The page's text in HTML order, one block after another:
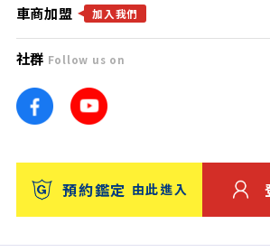
隱私權政策
團隊
車訊網
台灣優良中古車商大獎
找好車
找好店
找海外車
消費者評價
保固
合作夥伴
廣告合作
車商加盟 加入我們
社群 Follow us on
預約鑑定 由此進入